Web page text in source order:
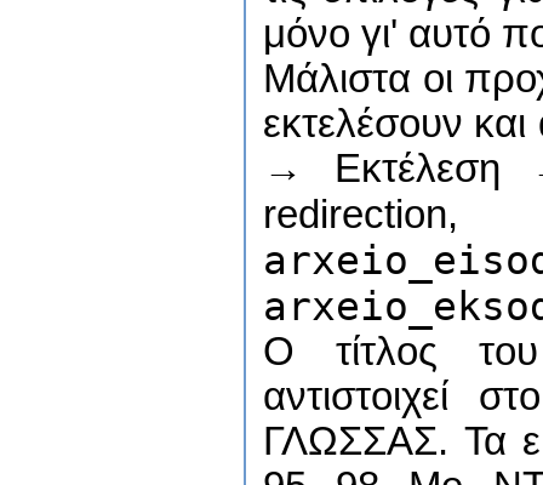
μόνο γι' αυτό
Μάλιστα οι
εκτελέσουν
→ Εκτέλεση
Ο τίτλος
αντιστοιχεί
ΓΛΩΣΣΑΣ. Τα